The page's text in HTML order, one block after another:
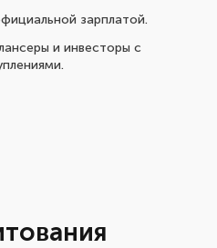
зарплатой.
и инвесторы с